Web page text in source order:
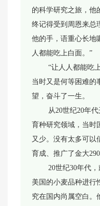
的科学研究之旅，他
终记得受到周恩来总
他的手，语重心长地
人都能吃上白面。”
“让人人都能吃
当时又是何等困难的
望，奋斗了一生。
从20世纪20年
育种研究领域，当时
又少。没有太多可以
育成、推广了金大
20世纪30年代
美国的小麦品种进行
究在国内尚属空白。